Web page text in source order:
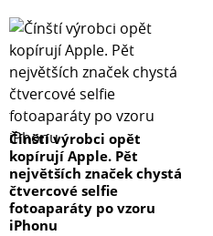
Čínští výrobci opět
kopírují Apple. Pět
největších značek chystá
čtvercové selfie
fotoaparáty po vzoru
iPhonu